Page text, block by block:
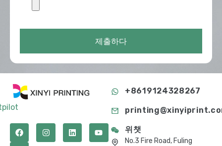
제출하다
+8619124328267
위챗
No.3 Fire Road, Fuling